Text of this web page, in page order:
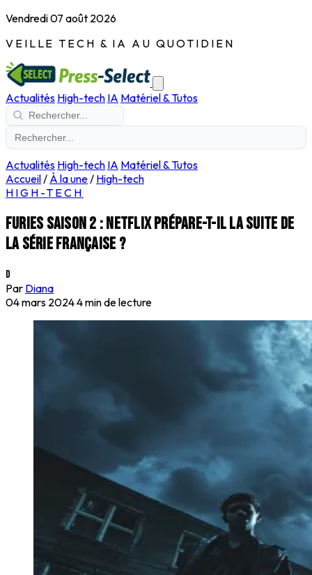
Vendredi 07 août 2026
VEILLE TECH & IA AU QUOTIDIEN
Actualités High-tech IA Matériel & Tutos
Actualités High-tech IA Matériel & Tutos
Accueil/ À la une/ High-tech
HIGH-TECH
Furies saison 2 : Netflix prépare-t-il la suite de
la série française ?
D
Par Diana
04 mars 20244 min de lecture